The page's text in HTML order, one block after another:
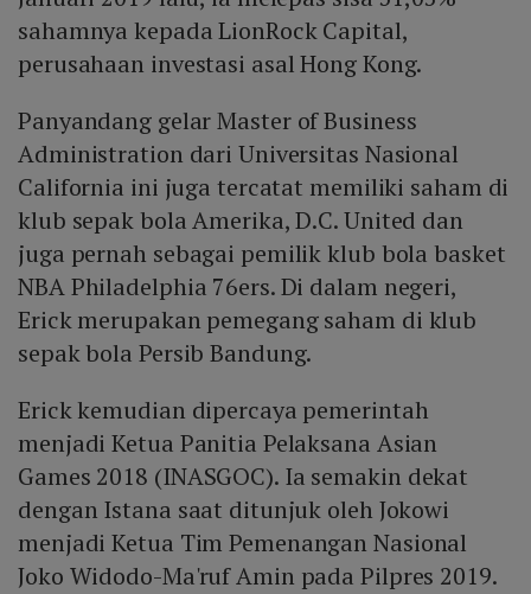
sahamnya kepada LionRock Capital,
perusahaan investasi asal Hong Kong.
Panyandang gelar Master of Business
Administration dari Universitas Nasional
California ini juga tercatat memiliki saham di
klub sepak bola Amerika, D.C. United dan
juga pernah sebagai pemilik klub bola basket
NBA Philadelphia 76ers. Di dalam negeri,
Erick merupakan pemegang saham di klub
sepak bola Persib Bandung.
Erick kemudian dipercaya pemerintah
menjadi Ketua Panitia Pelaksana Asian
Games 2018 (INASGOC). Ia semakin dekat
dengan Istana saat ditunjuk oleh Jokowi
menjadi Ketua Tim Pemenangan Nasional
Joko Widodo-Ma'ruf Amin pada Pilpres 2019.